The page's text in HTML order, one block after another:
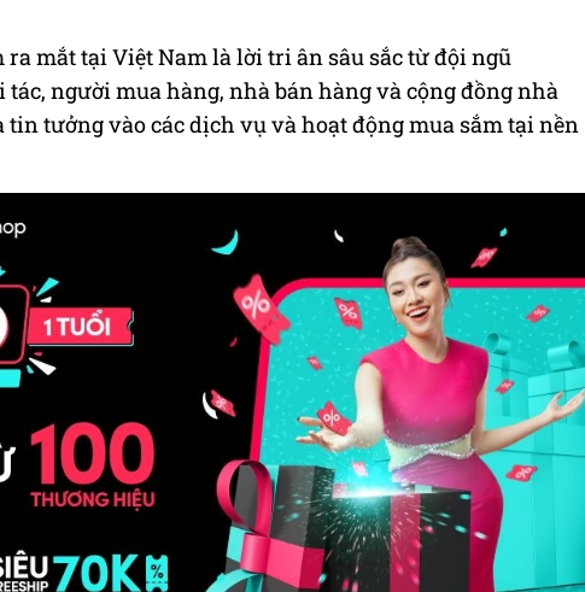
mắt tại Việt Nam là lời tri ân sâu sắc từ đội ngũ
tác, người mua hàng, nhà bán hàng và cộng đồng nhà
tưởng vào các dịch vụ và hoạt động mua sắm tại nền